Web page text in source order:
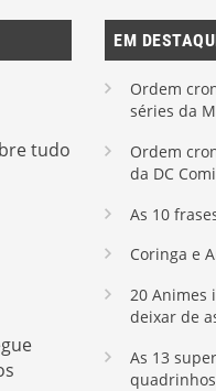
tudo
EM
Ordem
séries da
Ordem
da DC
As 10
Coringa e
20 Animes
deixar de
As 13
quadrinhos